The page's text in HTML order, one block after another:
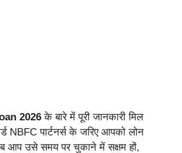
2026 के बारे में पूरी जानकारी मिल
NBFC पार्टनर्स के जरिए आपको लोन
आप उसे समय पर चुकाने में सक्षम हों,